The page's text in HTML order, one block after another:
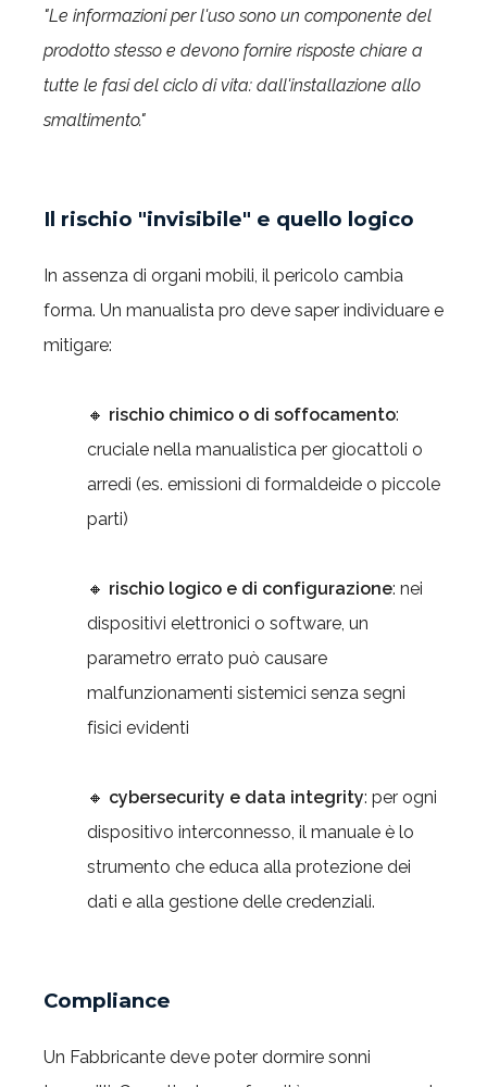
"Le informazioni per l'uso sono un componente del
prodotto stesso e devono fornire risposte chiare a
tutte le fasi del ciclo di vita: dall'installazione allo
smaltimento."
Il rischio "invisibile" e quello logico
In assenza di organi mobili, il pericolo cambia
forma. Un manualista pro deve saper individuare e
mitigare:
🔸 rischio chimico o di soffocamento:
cruciale nella manualistica per giocattoli o
arredi (es. emissioni di formaldeide o piccole
parti)
🔸 rischio logico e di configurazione: nei
dispositivi elettronici o software, un
parametro errato può causare
malfunzionamenti sistemici senza segni
fisici evidenti
🔸 cybersecurity e data integrity: per ogni
dispositivo interconnesso, il manuale è lo
strumento che educa alla protezione dei
dati e alla gestione delle credenziali.
Compliance
Un Fabbricante deve poter dormire sonni